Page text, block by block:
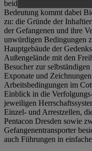
beiden deutschen
Bedeutung kommt dabei
zu: die Gründe der
der Gefangenen und ihre
unwürdigen Bedingungen
Hauptgebäude der
Außengelände mit den
Besucher zur
Exponate und
Arbeitsbedingungen im
Einblick in die
jeweiligen
Einzel- und Arrestzellen,
Pentacon Dresden sowie
Gefangenentransporter
auch Führungen in